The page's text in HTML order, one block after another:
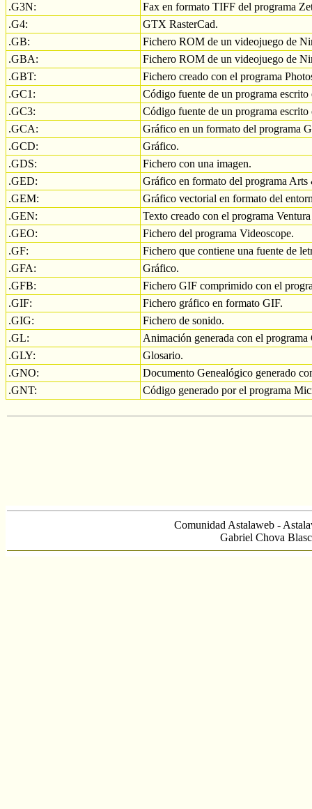
.G3N:
Fax en formato TIFF del programa
.G4:
GTX RasterCad.
.GB:
Fichero ROM de un videojuego de
.GBA:
Fichero ROM de un videojuego de
.GBT:
Fichero creado con el programa
.GC1:
Código fuente de un programa
.GC3:
Código fuente de un programa
.GCA:
Gráfico en un formato del programa
.GCD:
Gráfico.
.GDS:
Fichero con una imagen.
.GED:
Gráfico en formato del programa Arts
.GEM:
Gráfico vectorial en formato del
.GEN:
Texto creado con el programa
.GEO:
Fichero del programa Videoscope.
.GF:
Fichero que contiene una fuente de
.GFA:
Gráfico.
.GFB:
Fichero GIF comprimido con el
.GIF:
Fichero gráfico en formato GIF.
.GIG:
Fichero de sonido.
.GL:
Animación generada con el programa
.GLY:
Glosario.
.GNO:
Documento Genealógico generado
.GNT:
Código generado por el programa
Comunidad Astalaweb -
Gabriel Chova